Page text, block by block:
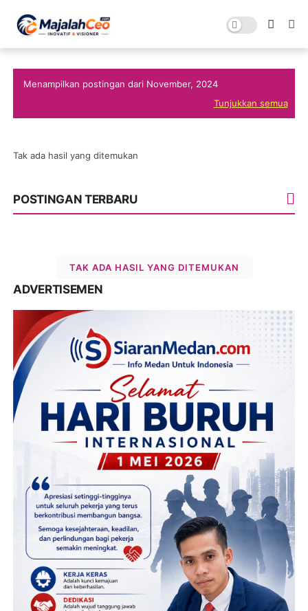
Menampilkan postingan dari November, 2024
Tunjukkan semua
Tak ada hasil yang ditemukan
POSTINGAN TERBARU
TAK ADA HASIL YANG DITEMUKAN
ADVERTISEMEN